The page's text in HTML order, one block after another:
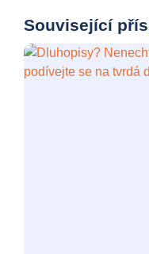
Související